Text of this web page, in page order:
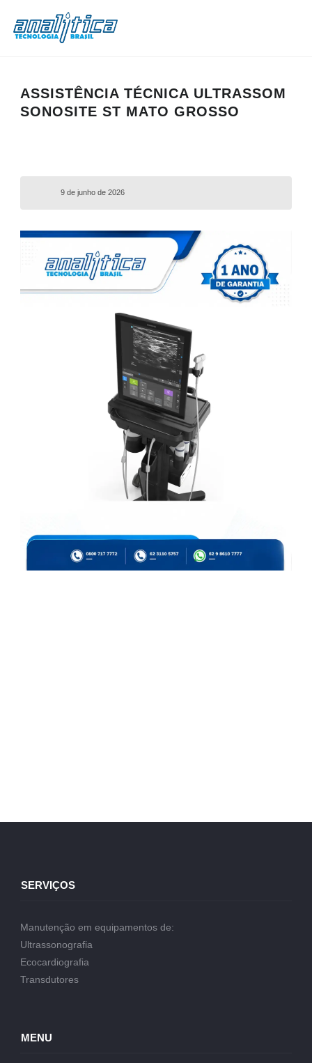
ASSISTÊNCIA TÉCNICA ULTRASSOM
SONOSITE ST MATO GROSSO
9 de junho de 2026
SERVIÇOS
Manutenção em equipamentos de:
Ultrassonografia
Ecocardiografia
Transdutores
MENU